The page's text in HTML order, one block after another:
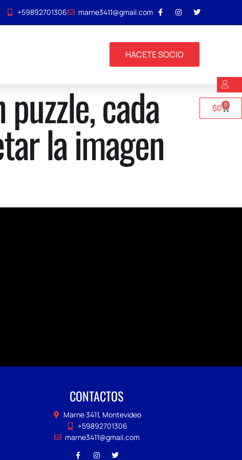
+59892701306 marne3411@gmail.com
$0 0
HACETE SOCIO
cada
la imagen
CONTACTOS
Marne 3411, Montevideo
+59892701306
marne3411@gmail.com